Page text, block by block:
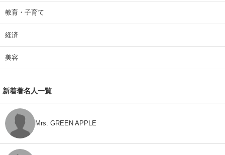
教育・子育て
経済
美容
新着著名人一覧
Mrs. GREEN APPLE